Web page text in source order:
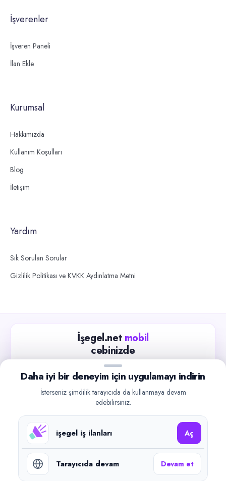
İşverenler
İşveren Paneli
İlan Ekle
Kurumsal
Hakkımızda
Kullanım Koşulları
Blog
İletişim
Yardım
Sık Sorulan Sorular
Gizlilik Politikası ve KVKK Aydınlatma Metni
İşegel.net mobil
cebinizde
Güncel iş ilanlarını takip edin, işverenlerle hızlıca
iletişime geçin.
Google Play
©2026işegel.net. Tüm hakları saklıdır.
Daha iyi bir deneyim için uygulamayı indirin
İsterseniz şimdilik tarayıcıda da kullanmaya devam
edebilirsiniz.
işegel iş ilanları Aç
Tarayıcıda devam Devam et